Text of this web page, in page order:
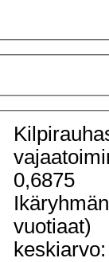
0,6875
vuotiaat)